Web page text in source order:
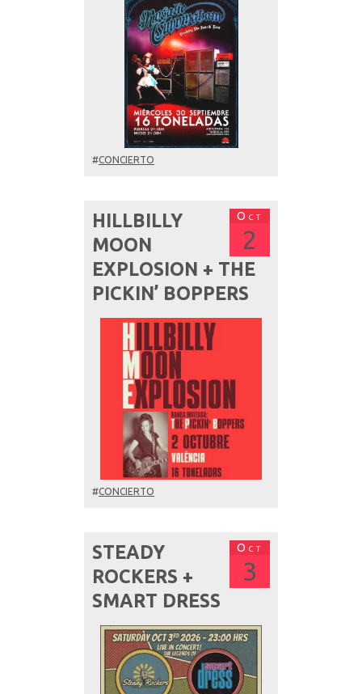
#CONCIERTO
Oct
2
HILLBILLY
MOON
EXPLOSION + THE
PICKIN’ BOPPERS
#CONCIERTO
Oct
3
STEADY
ROCKERS +
SMART DRESS